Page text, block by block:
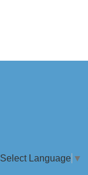
Select Language ▼